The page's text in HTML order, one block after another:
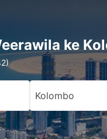
ke
Kolombo